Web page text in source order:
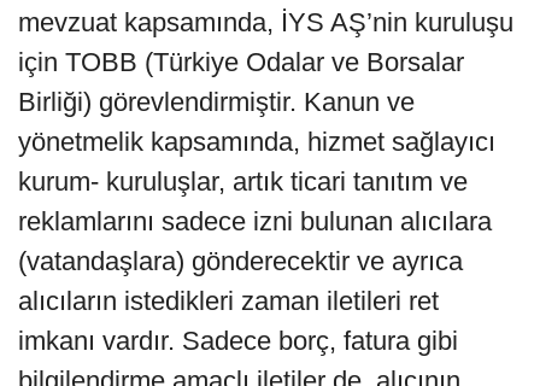
mevzuat kapsamında, İYS AŞ’nin kuruluşu
için TOBB (Türkiye Odalar ve Borsalar
Birliği) görevlendirmiştir. Kanun ve
yönetmelik kapsamında, hizmet sağlayıcı
kurum- kuruluşlar, artık ticari tanıtım ve
reklamlarını sadece izni bulunan alıcılara
(vatandaşlara) gönderecektir ve ayrıca
alıcıların istedikleri zaman iletileri ret
imkanı vardır. Sadece borç, fatura gibi